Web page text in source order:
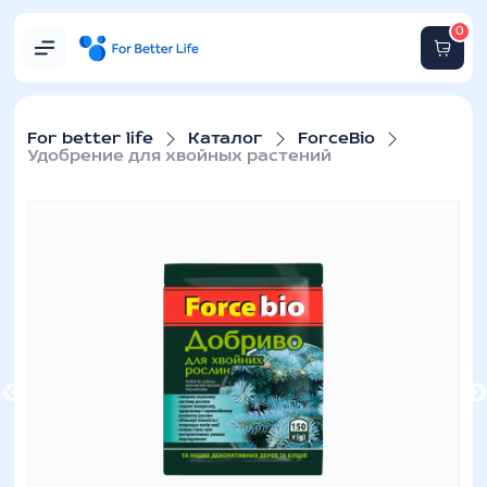
0
For better life Каталог
ForceBio
Удобрение для хвойных растений